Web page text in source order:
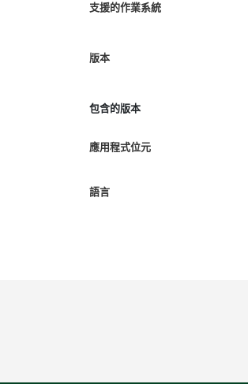
支援的作業系統
版本
包含的版本
應用程式位元
語言